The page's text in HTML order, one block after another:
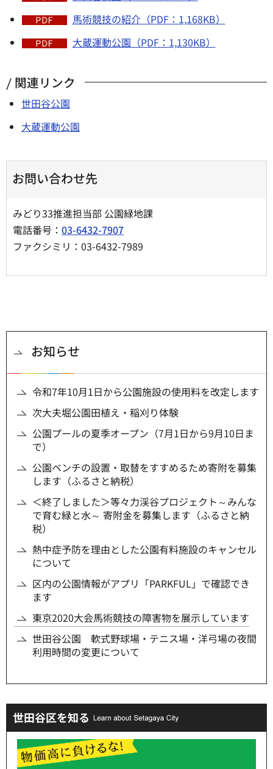
馬術競技の紹介（PDF：1,168KB）
大蔵運動公園（PDF：1,130KB）
関連リンク
世田谷公園
大蔵運動公園
お問い合わせ先
みどり33推進担当部 公園緑地課
電話番号： 03-6432-7907
ファクシミリ：03-6432-7989
お知らせ
令和7年10月1日から公園施設の使用料を改定します
次大夫堀公園田植え・稲刈り体験
公園プールの夏季オープン（7月1日から9月10日ま
で）
公園ベンチの設置・取替をすすめるため寄附を募集
します（ふるさと納税）
＜終了しました＞等々力渓谷プロジェクト～みんな
で育む緑と水～ 寄附金を募集します（ふるさと納
税）
熱中症予防を理由とした公園有料施設のキャンセル
について
区内の公園情報がアプリ「PARKFUL」で確認でき
ます
東京2020大会馬術競技の障害物を展示しています
世田谷公園 軟式野球場・テニス場・洋弓場の夜間
利用時間の変更について
世田谷区を知る